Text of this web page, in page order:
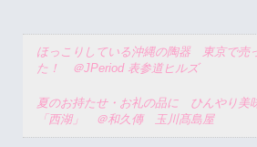
ほっこりしている沖縄の陶器 東京で売
た！ ＠JPeriod 表参道ヒルズ
夏のお持たせ・お礼の品に ひんやり
「西湖」 ＠和久傳 玉川髙島屋